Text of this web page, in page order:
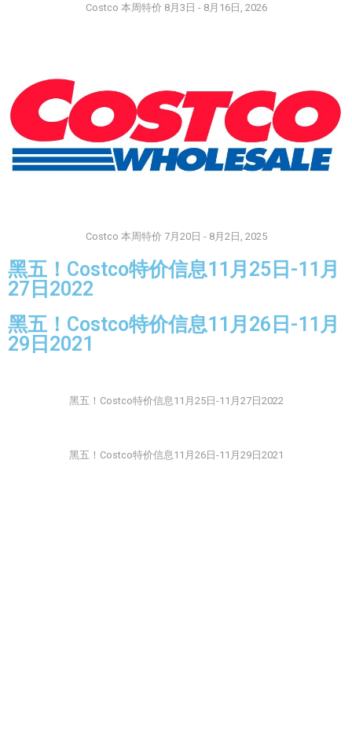
Costco 本周特价 8月3日 - 8月16日, 2026
Costco 本周特价 7月20日 - 8月2日, 2025
黑五！Costco特价信息11月25日-11月
27日2022
黑五！Costco特价信息11月26日-11月
29日2021
黑五！Costco特价信息11月25日-11月27日2022
黑五！Costco特价信息11月26日-11月29日2021